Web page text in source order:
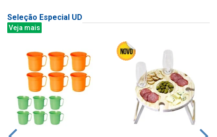
Seleção Especial UD
Veja mais